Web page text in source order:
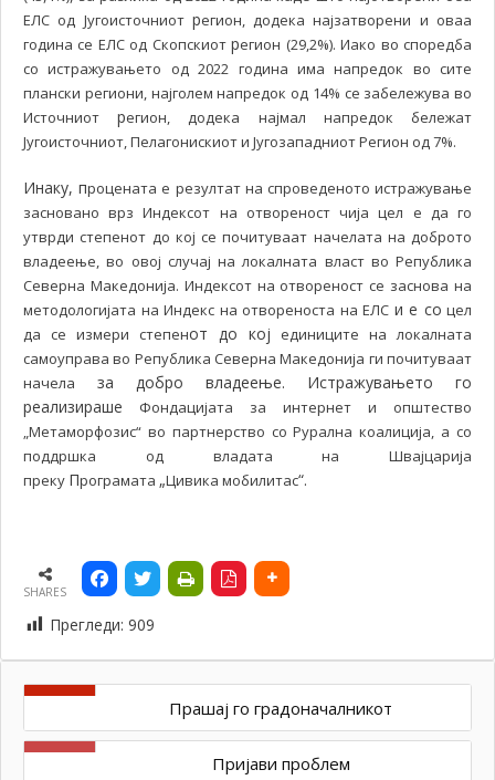
ЕЛС од Југоисточниот регион, додека најзатворени и оваа
година се ЕЛС од Скопскиотрегион (29,2%). Иако во споредба
со истражувањето од 2022 година има напредок во сите
плански региони, најголем напредок од 14% се забележува во
Источниотрегион, додека најмал напредок бележат
Југоисточниот, Пелагонискиот и Југозападниот Регион од 7%.
Инаку, процената е резултат на спроведеното истражување
засновано врз Индексот на отвореност чија цел е да го
утврди степенот до кој се почитуваат начелата на доброто
владеење, во овој случај на локалната власт во Република
Северна Македонија. Индексот на отвореност се заснова на
методологијата на Индекс на отвореноста на ЕЛС и е со цел
да се измери степенот до кој единиците на локалната
самоуправа во Република Северна Македонија ги почитуваат
начела за добро владеење. Истражувањето го
реализираше Фондацијата за интернет и општество
„Метаморфозис“ во партнерство со Рурална коалиција, а со
поддршка од владата на Швајцарија
преку Програмата „Цивика мобилитас“.
SHARES
Прегледи: 909
Прашај го градоначалникот
Пријави проблем